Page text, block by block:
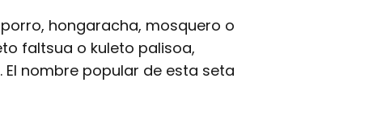
hongaracha, mosquero o
faltsua o kuleto palisoa,
nombre popular de esta seta